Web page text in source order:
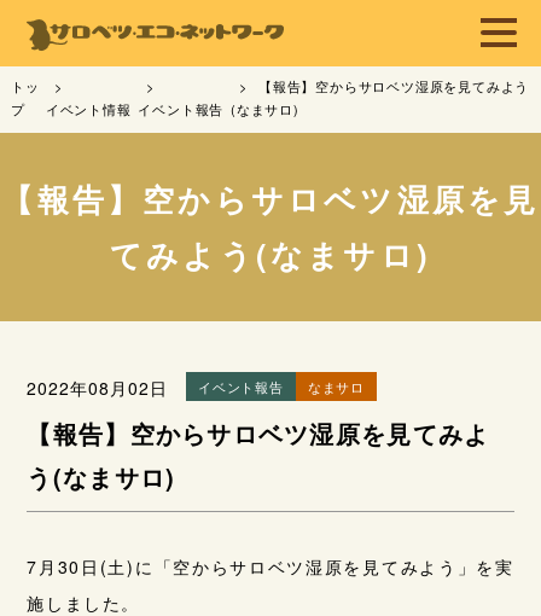
トッ
プ
イベント情報 イベント報告
【報告】空からサロベツ湿原を見てみよう
(なまサロ)
【報告】空からサロベツ湿原を見
てみよう(なまサロ)
2022年08月02日 イベント報告 なまサロ
【報告】空からサロベツ湿原を見てみよ
う(なまサロ)
7月30日(土)に「空からサロベツ湿原を見てみよう」を実
施しました。